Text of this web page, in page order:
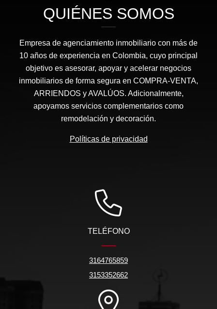
QUIÉNES SOMOS
Empresa de agenciamiento inmobiliario con más de
10 años de experiencia en Colombia, cuyo principal
objetivo es asesorar, apoyar y acelerar negocios
inmobiliarios de forma segura en COMPRA-VENTA,
ARRIENDOS y AVALÚOS. Adicionalmente,
apoyamos servicios complementarios como
remodelación y decoración.
Políticas de privacidad
TELÉFONO
3164765859
3153352662